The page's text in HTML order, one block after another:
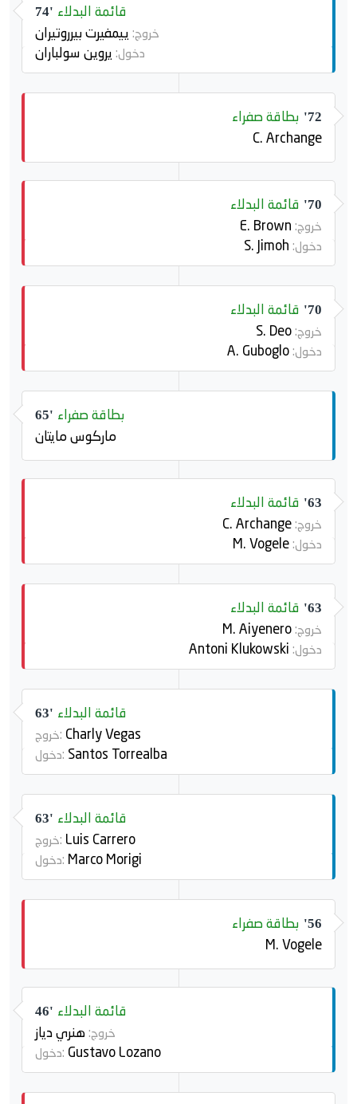
74' قائمة البدلاء
خروج: ييمفيرت بيرروتيران
دخول: يروين سولباران
72'
بطاقة صفراء
C. Archange
70' قائمة البدلاء
خروج:
دخول:
70' قائمة البدلاء
خروج:
دخول:
65' بطاقة صفراء
ماركوس مايتان
63' قائمة البدلاء
خروج:
دخول:
63' قائمة البدلاء
خروج:
دخول:
63' قائمة البدلاء
خروج: Charly Vegas
دخول: Santos Torrealba
63' قائمة البدلاء
خروج: Luis Carrero
دخول: Marco Morigi
56' بطاقة صفراء
M. Vogele
46' قائمة البدلاء
خروج:هنري دياز
دخول: Gustavo Lozano